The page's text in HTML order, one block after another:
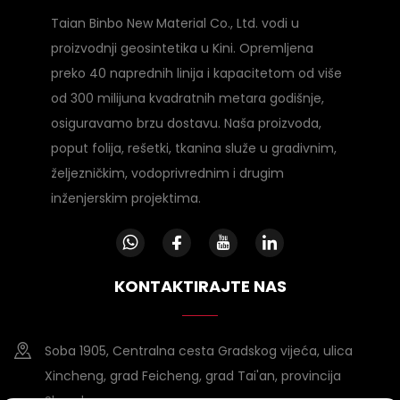
Taian Binbo New Material Co., Ltd. vodi u
proizvodnji geosintetika u Kini. Opremljena
preko 40 naprednih linija i kapacitetom od više
od 300 milijuna kvadratnih metara godišnje,
osiguravamo brzu dostavu. Naša proizvoda,
poput folija, rešetki, tkanina služe u gradivnim,
željezničkim, vodoprivrednim i drugim
inženjerskim projektima.
KONTAKTIRAJTE NAS
Soba 1905, Centralna cesta Gradskog vijeća, ulica
Xincheng, grad Feicheng, grad Tai'an, provincija